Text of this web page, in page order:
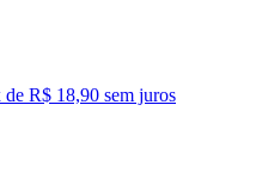
de R$ 18,90 sem juros